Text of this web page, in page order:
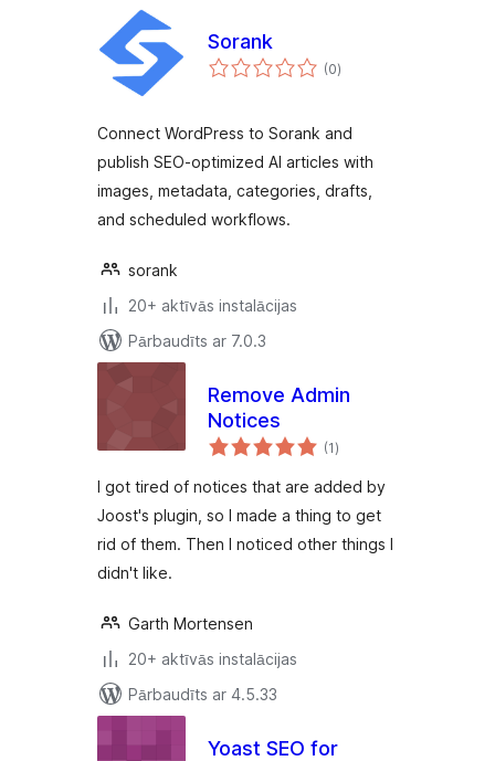
Sorank
(0vērtējumu
kopsumma
)
Connect WordPress to Sorank and
publish SEO-optimized AI articles with
images, metadata, categories, drafts,
and scheduled workflows.
sorank
20+ aktīvās instalācijas
Pārbaudīts ar 7.0.3
Remove Admin
Notices
(1vērtējumu
kopsumma
)
I got tired of notices that are added by
Joost's plugin, so I made a thing to get
rid of them. Then I noticed other things I
didn't like.
Garth Mortensen
20+ aktīvās instalācijas
Pārbaudīts ar 4.5.33
Yoast SEO for